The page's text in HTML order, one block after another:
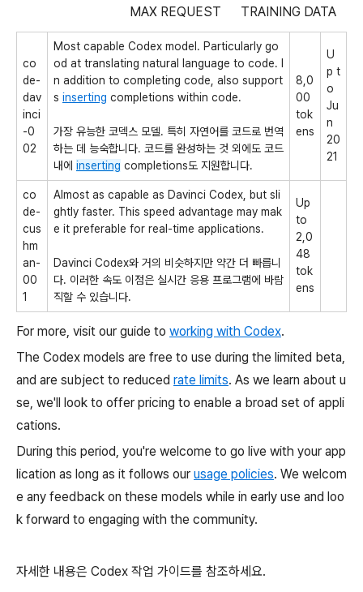
MAX REQUEST TRAINING DATA
co
de-
dav
inci
-0
02
Most capable Codex model. Particularly go
od at translating natural language to code. I
n addition to completing code, also support
s inserting completions within code.
가장 유능한 코덱스 모델. 특히 자연어를 코드로 번역
하는 데 능숙합니다. 코드를 완성하는 것 외에도 코드
내에 inserting completions도 지원합니다.
8,0
00
tok
ens
U
p t
o
Ju
n
20
21
co
de-
cus
hm
an-
00
1
Almost as capable as Davinci Codex, but sli
ghtly faster. This speed advantage may mak
e it preferable for real-time applications.
Davinci Codex와 거의 비슷하지만 약간 더 빠릅니
다. 이러한 속도 이점은 실시간 응용 프로그램에 바람
직할 수 있습니다.
Up
to
2,0
48
tok
ens
For more, visit our guide to working with Codex.
The Codex models are free to use during the limited beta,
and are subject to reduced rate limits. As we learn about u
se, we'll look to offer pricing to enable a broad set of appli
cations.
During this period, you're welcome to go live with your app
lication as long as it follows our usage policies. We welcom
e any feedback on these models while in early use and loo
k forward to engaging with the community.
자세한 내용은 Codex 작업 가이드를 참조하세요.